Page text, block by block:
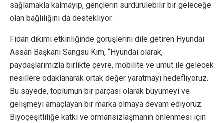
sağlamakla kalmayıp, gençlerin sürdürülebilir bir geleceğe
olan bağlılığını da destekliyor.
Fidan dikimi etkinliğinde görüşlerini dile getiren Hyundai
Assan Başkanı Sangsu Kim, “Hyundai olarak,
paydaşlarımızla birlikte çevre, mobilite ve umut ile gelecek
nesillere odaklanarak ortak değer yaratmayı hedefliyoruz.
Bu sayede, toplumun bir parçası olarak büyümeyi ve
gelişmeyi amaçlayan bir marka olmaya devam ediyoruz.
Biyoçeşitliliğe katkı ve ormansızlaşmanın önlenmesi için